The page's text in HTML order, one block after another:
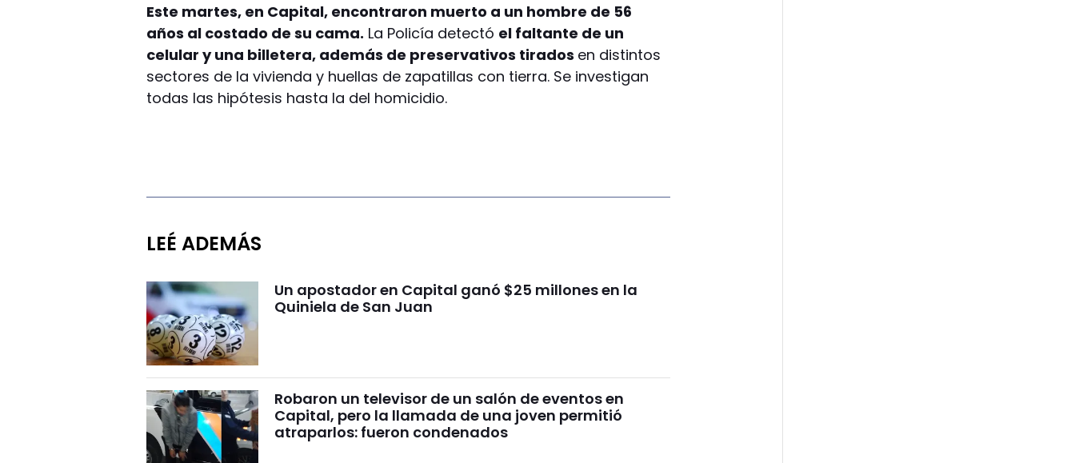
Este martes, en Capital, encontraron muerto a un hombre de 56
años al costado de su cama. La Policía detectó el faltante de un
celular y una billetera, además de preservativos tirados en distintos
sectores de la vivienda y huellas de zapatillas con tierra. Se investigan
todas las hipótesis hasta la del homicidio.
LEÉ ADEMÁS
Un apostador en Capital ganó $25 millones en la
Quiniela de San Juan
Robaron un televisor de un salón de eventos en
Capital, pero la llamada de una joven permitió
atraparlos: fueron condenados